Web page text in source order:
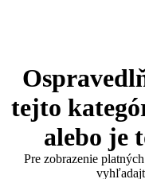
tejto
alebo je
Pre zobrazenie